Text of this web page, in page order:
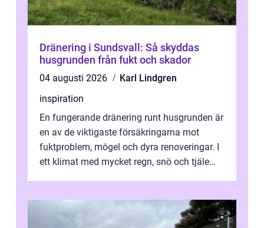
Dränering i Sundsvall: Så skyddas
husgrunden från fukt och skador
04 augusti 2026
Karl Lindgren
inspiration
En fungerande dränering runt husgrunden är
en av de viktigaste försäkringarna mot
fuktproblem, mögel och dyra renoveringar. I
ett klimat med mycket regn, snö och tjäle